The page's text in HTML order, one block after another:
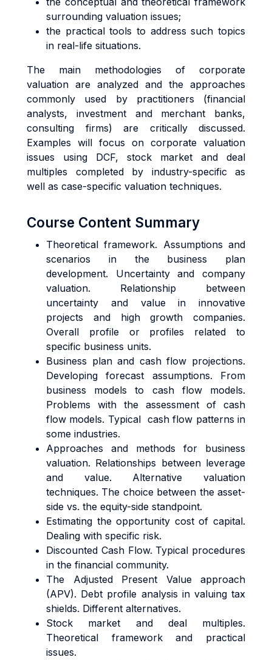
surrounding valuation issues;
the practical tools to address such topics
in real-life situations.
The main methodologies of corporate
valuation are analyzed and the approaches
commonly used by practitioners (financial
analysts, investment and merchant banks,
consulting firms) are critically discussed.
Examples will focus on corporate valuation
issues using DCF, stock market and deal
multiples completed by industry-specific as
well as case-specific valuation techniques.
Course Content Summary
Theoretical framework. Assumptions and
scenarios in the business plan
development. Uncertainty and company
valuation. Relationship between
uncertainty and value in innovative
projects and high growth companies.
Overall profile or profiles related to
specific business units.
Business plan and cash flow projections.
Developing forecast assumptions. From
business models to cash flow models.
Problems with the assessment of cash
flow models. Typical cash flow patterns in
some industries.
Approaches and methods for business
valuation. Relationships between leverage
and value. Alternative valuation
techniques. The choice between the asset-
side vs. the equity-side standpoint.
Estimating the opportunity cost of capital.
Dealing with specific risk.
Discounted Cash Flow. Typical procedures
in the financial community.
The Adjusted Present Value approach
(APV). Debt profile analysis in valuing tax
shields. Different alternatives.
Stock market and deal multiples.
Theoretical framework and practical
issues.